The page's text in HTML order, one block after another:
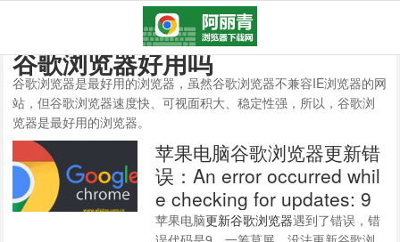
谷歌浏览器好用吗
谷歌浏览器是最好用的浏览器，虽然谷歌浏览器不兼容IE浏览器的网
站，但谷歌浏览器速度快、可视面积大、稳定性强，所以，谷歌浏
览器是最好用的浏览器。
苹果电脑谷歌浏览器更新错
误：An error occurred whil
e checking for updates: 9
苹果电脑更新谷歌浏览器遇到了错误，错